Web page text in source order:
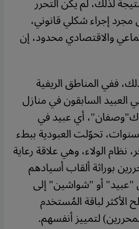
إجراء شكلي قانوني،
والاقتصادي محدود، إن
ففي المناطق الريفية
العبيد السابقون في منازل
ك"وصفان"، أي عبيد في
تحوّلت العبودية ببطء
نظام الولاء، وهي علاقة رعاية
بوراثة ألقاب أسيادهم
"عبيد" أو "شواشين" إلى
لباقة المُستخدم
لتمييز أنفسهم.